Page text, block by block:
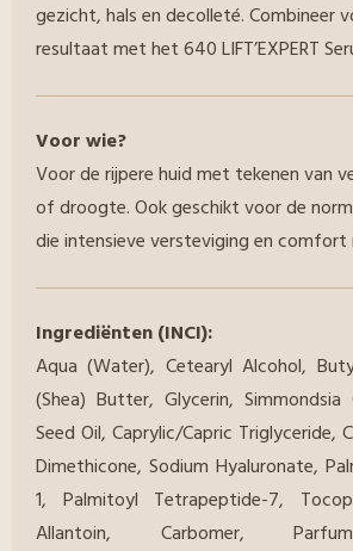
gezicht, hals en decolleté. Combineer
resultaat met het 640 LIFT’EXPERT
Voor wie?
Voor de rijpere huid met tekenen van
of droogte. Ook geschikt voor de
die intensieve versteviging en
Ingrediënten (INCI):
Aqua (Water), Cetearyl Alcohol,
(Shea) Butter, Glycerin, Simmondsia
Seed Oil, Caprylic/Capric Triglyceride,
Dimethicone, Sodium Hyaluronate,
1, Palmitoyl Tetrapeptide-7,
Allantoin, Carbomer,